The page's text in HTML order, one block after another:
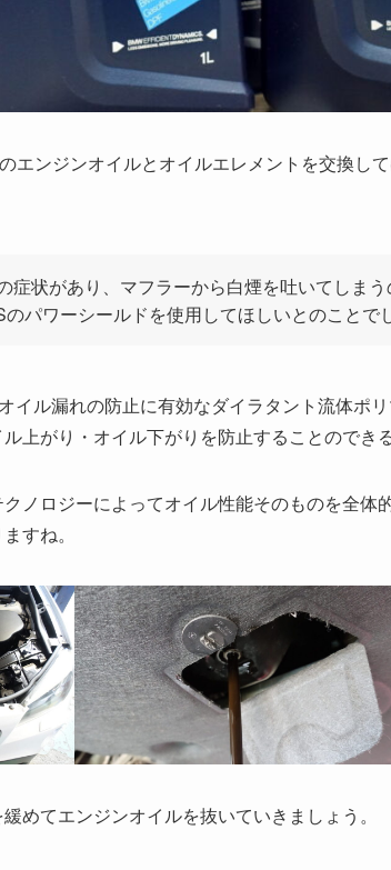
ンジンオイルとオイルエレメントを交換し
症状があり、マフラーから白煙を吐いてしま
のパワーシールドを使用してほしいとのことで
イル漏れの防止に有効なダイラタント流体ポ
上がり・オイル下がりを防止することのでき
ノロジーによってオイル性能そのものを全体
すね。
めてエンジンオイルを抜いていきましょう。